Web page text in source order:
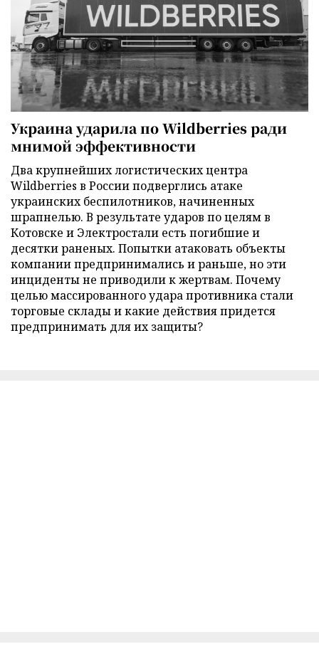
Украина ударила по Wildberries ради
мнимой эффективности
Два крупнейших логистических центра
Wildberries в России подверглись атаке
украинских беспилотников, начиненных
шрапнелью. В результате ударов по целям в
Котовске и Электростали есть погибшие и
десятки раненых. Попытки атаковать объекты
компании предпринимались и раньше, но эти
инциденты не приводили к жертвам. Почему
целью массированного удара противника стали
торговые склады и какие действия придется
предпринимать для их защиты?